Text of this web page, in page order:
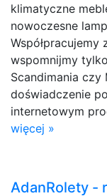
klimatyczne
nowoczesne
Współpracujemy
wspomnijmy
Scandimania czy
doświadczenie
internetowym
więcej »
AdanRolety -